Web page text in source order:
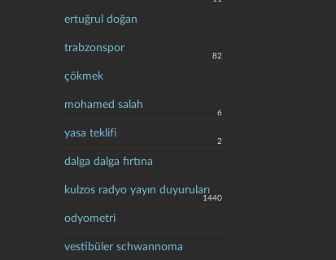
ertuğrul doğan
trabzonspor
82
çökmek
mohamed salah
6
yasa teklifi
2
dalga dalga fırtına
kulzos radyo yayın duyuruları
1440
odyometri
vestibüler schwannoma